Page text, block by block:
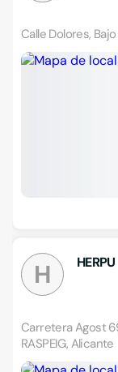
Calle Dolores,
H HERPU
Carretera Agost
RASPEIG, Alicante